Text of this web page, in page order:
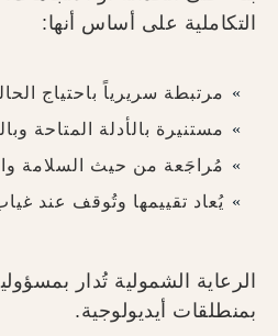
التكاملية على أساس أنها:
مرتبطة سريرياً باحتياج
مستنيرة بالأدلة المتاحة
مُراجَعة من حيث السلامة
يُعاد تقييمها وتُوقف عند
الرعاية الشمولية تُدار
بمنطلقات أيديولوجية.